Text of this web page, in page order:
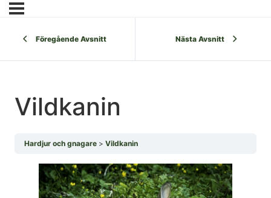
Föregående Avsnitt Nästa Avsnitt
Vildkanin
Hardjur och gnagare Vildkanin